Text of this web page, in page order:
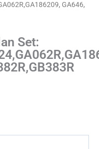
GA646,
Set: